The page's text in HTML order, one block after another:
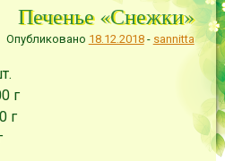
Печенье «Снежки»
Опубликовано 18.12.2018- sannitta
г
г